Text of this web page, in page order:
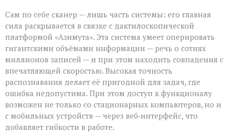
Сам по себе сканер — лишь часть системы: его главная
сила раскрывается в связке с дактилоскопической
платформой «Азимута». Эта система умеет оперировать
гигантскими объёмами информации — речь о сотнях
миллионов записей — и при этом находить совпадения с
впечатляющей скоростью. Высокая точность
распознавания делает её пригодной для задач, где
ошибка недопустима. При этом доступ к функционалу
возможен не только со стационарных компьютеров, но и
с мобильных устройств — через веб‑интерфейс, что
добавляет гибкости в работе.